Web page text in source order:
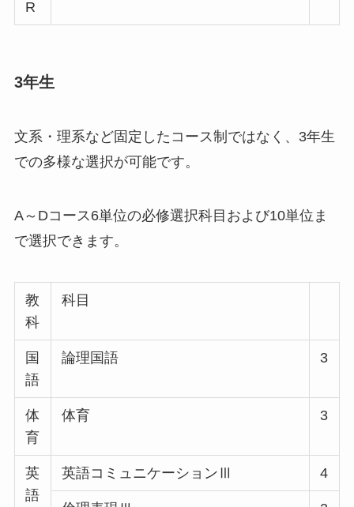
R
3年生
文系・理系など固定したコース制ではなく、3年生
での多様な選択が可能です。
A～Dコース6単位の必修選択科目および10単位ま
で選択できます。
教
科
科目
国
語
論理国語 3
体
育
体育 3
英
語
英語コミュニケーションⅢ 4